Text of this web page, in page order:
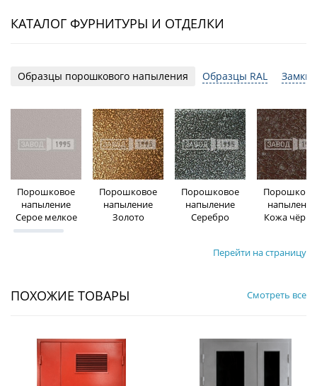
КАТАЛОГ ФУРНИТУРЫ И ОТДЕЛКИ
Образцы порошкового напыления Образцы RAL Замки
Порошковое
напыление
Серое мелкое
Порошковое
напыление
Золото
Порошковое
напыление
Серебро
напыление
Кожа
Перейти на страницу
ПОХОЖИЕ ТОВАРЫ Смотреть все